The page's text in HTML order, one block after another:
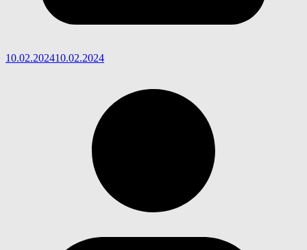
10.02.202410.02.2024